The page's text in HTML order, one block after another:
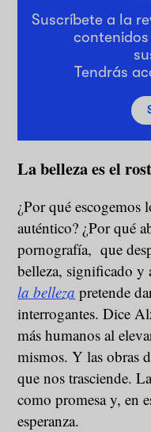
Suscríbete a la
Tendrás
La belleza es el
¿Por qué
auténtico? ¿Por qué
pornografía, que
belleza, significado y
la belleza pretende
interrogantes. Dice
más humanos al
mismos. Y las obras
que nos trasciende.
como promesa y, en
esperanza.